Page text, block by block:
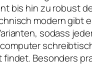
bis hin zu robust
modern gibt
sodass
findet. Besonders